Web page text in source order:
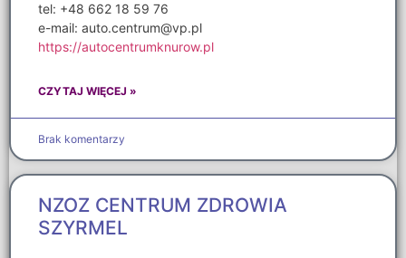
tel: +48 662 18 59 76
e-mail: auto.centrum@vp.pl
https://autocentrumknurow.pl
CZYTAJ WIĘCEJ »
Brak komentarzy
NZOZ CENTRUM ZDROWIA
SZYRMEL